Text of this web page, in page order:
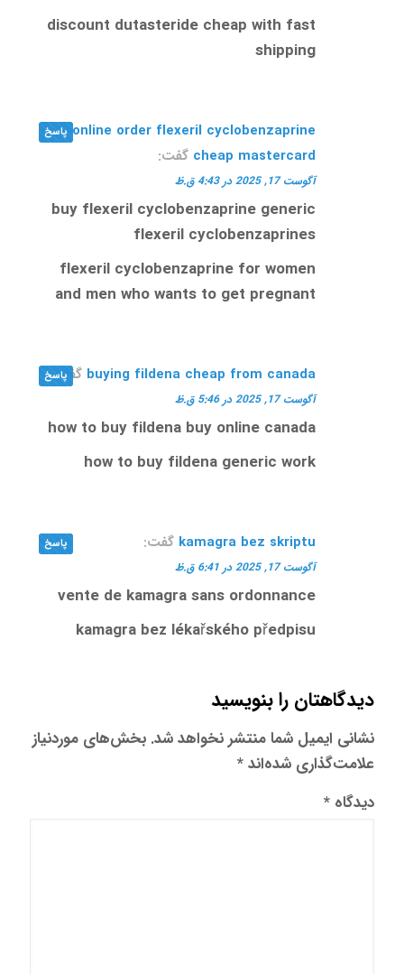
discount dutasteride cheap with fast
shipping
online order flexeril cyclobenzaprine
cheap mastercard گفت:
آگوست 17, 2025 در 4:43 ق.ظ
buy flexeril cyclobenzaprine generic
flexeril cyclobenzaprines
flexeril cyclobenzaprine for women
and men who wants to get pregnant
پاسخ
buying fildena cheap from canada گفت:
آگوست 17, 2025 در 5:46 ق.ظ
how to buy fildena buy online canada
how to buy fildena generic work
پاسخ
kamagra bez skriptu گفت:
آگوست 17, 2025 در 6:41 ق.ظ
vente de kamagra sans ordonnance
kamagra bez lékařského předpisu
پاسخ
دیدگاهتان را بنویسید
نشانی ایمیل شما منتشر نخواهد شد. بخش‌های موردنیاز
علامت‌گذاری شده‌اند*
دیدگاه *